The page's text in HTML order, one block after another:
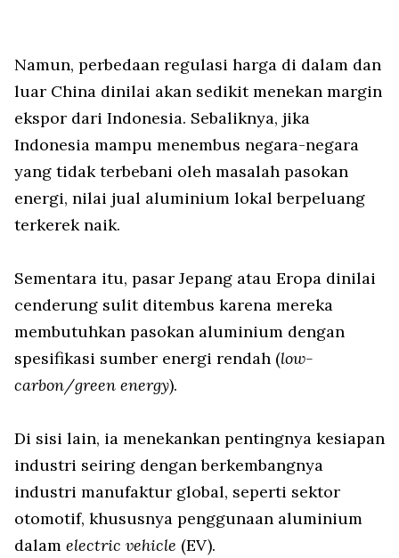
Namun, perbedaan regulasi harga di dalam dan
luar China dinilai akan sedikit menekan margin
ekspor dari Indonesia. Sebaliknya, jika
Indonesia mampu menembus negara-negara
yang tidak terbebani oleh masalah pasokan
energi, nilai jual aluminium lokal berpeluang
terkerek naik.
Sementara itu, pasar Jepang atau Eropa dinilai
cenderung sulit ditembus karena mereka
membutuhkan pasokan aluminium dengan
spesifikasi sumber energi rendah (low-
carbon/green energy).
Di sisi lain, ia menekankan pentingnya kesiapan
industri seiring dengan berkembangnya
industri manufaktur global, seperti sektor
otomotif, khususnya penggunaan aluminium
dalam electric vehicle (EV).